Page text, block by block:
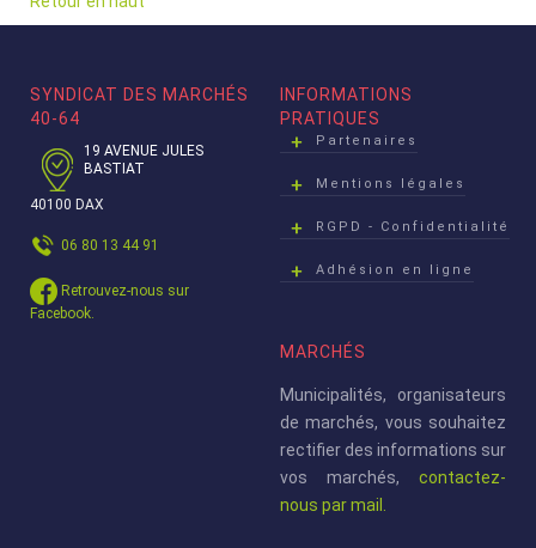
SYNDICAT DES MARCHÉS
40-64
19 AVENUE JULES
BASTIAT
40100 DAX
06 80 13 44 91
Retrouvez-nous sur
Facebook.
INFORMATIONS
PRATIQUES
Partenaires
Mentions légales
RGPD - Confidentialité
Adhésion en ligne
MARCHÉS
Municipalités, organisateurs
de marchés, vous souhaitez
rectifier des informations sur
vos marchés, contactez-
nous par mail.